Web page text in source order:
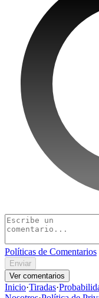
Políticas de Comentarios
Enviar
Ver comentarios
Inicio·Tiradas·